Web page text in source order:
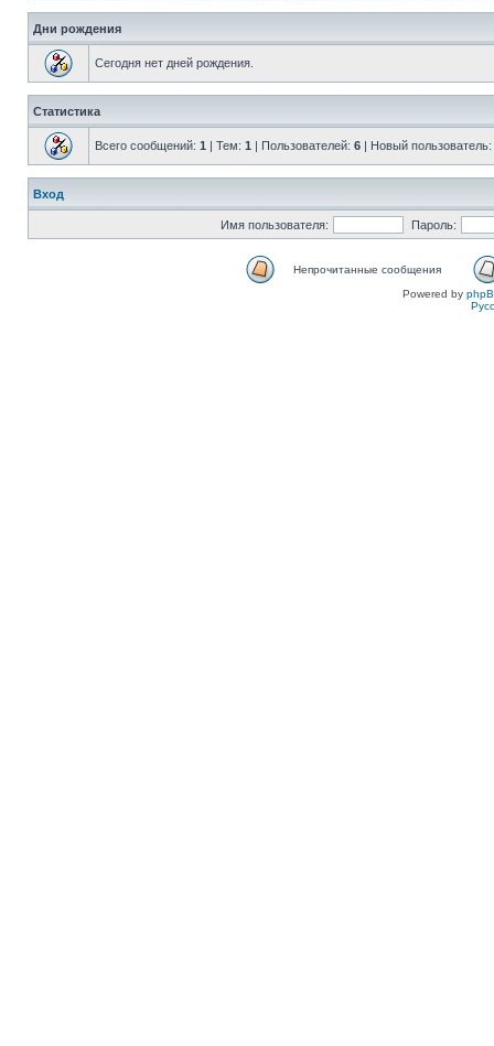
Дни рождения
Сегодня нет дней рождения.
Статистика
Всего сообщений: 1 | Тем: 1 | Пользователей: 6 | Новый пользователь:
Вход
Имя пользователя: Пароль:
Непрочитанные сообщения
Powered by